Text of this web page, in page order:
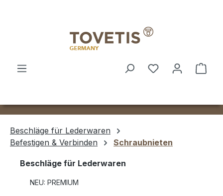
Beschläge für Lederwaren
Befestigen & Verbinden
Schraubnieten
Beschläge für Lederwaren
NEU: PREMIUM